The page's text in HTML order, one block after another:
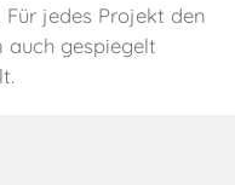
Für jedes Projekt den
auch gespiegelt